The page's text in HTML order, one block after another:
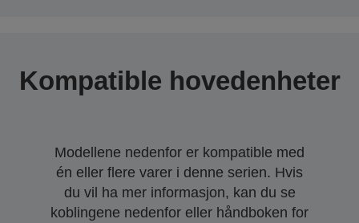
Kompatible hovedenheter
Modellene nedenfor er kompatible med
én eller flere varer i denne serien. Hvis
du vil ha mer informasjon, kan du se
koblingene nedenfor eller håndboken for